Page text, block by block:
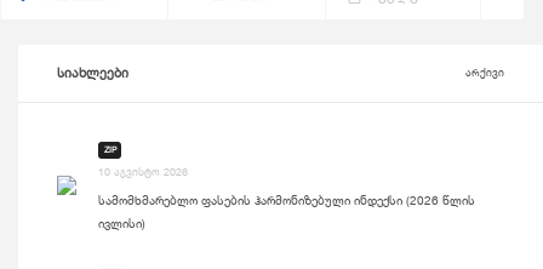
სიახლეები არქივი
ZIP
10 აგვისტო 2026
სამომხმარებლო ფასების ჰარმონიზებული ინდექსი (2026 წლის
ივლისი)